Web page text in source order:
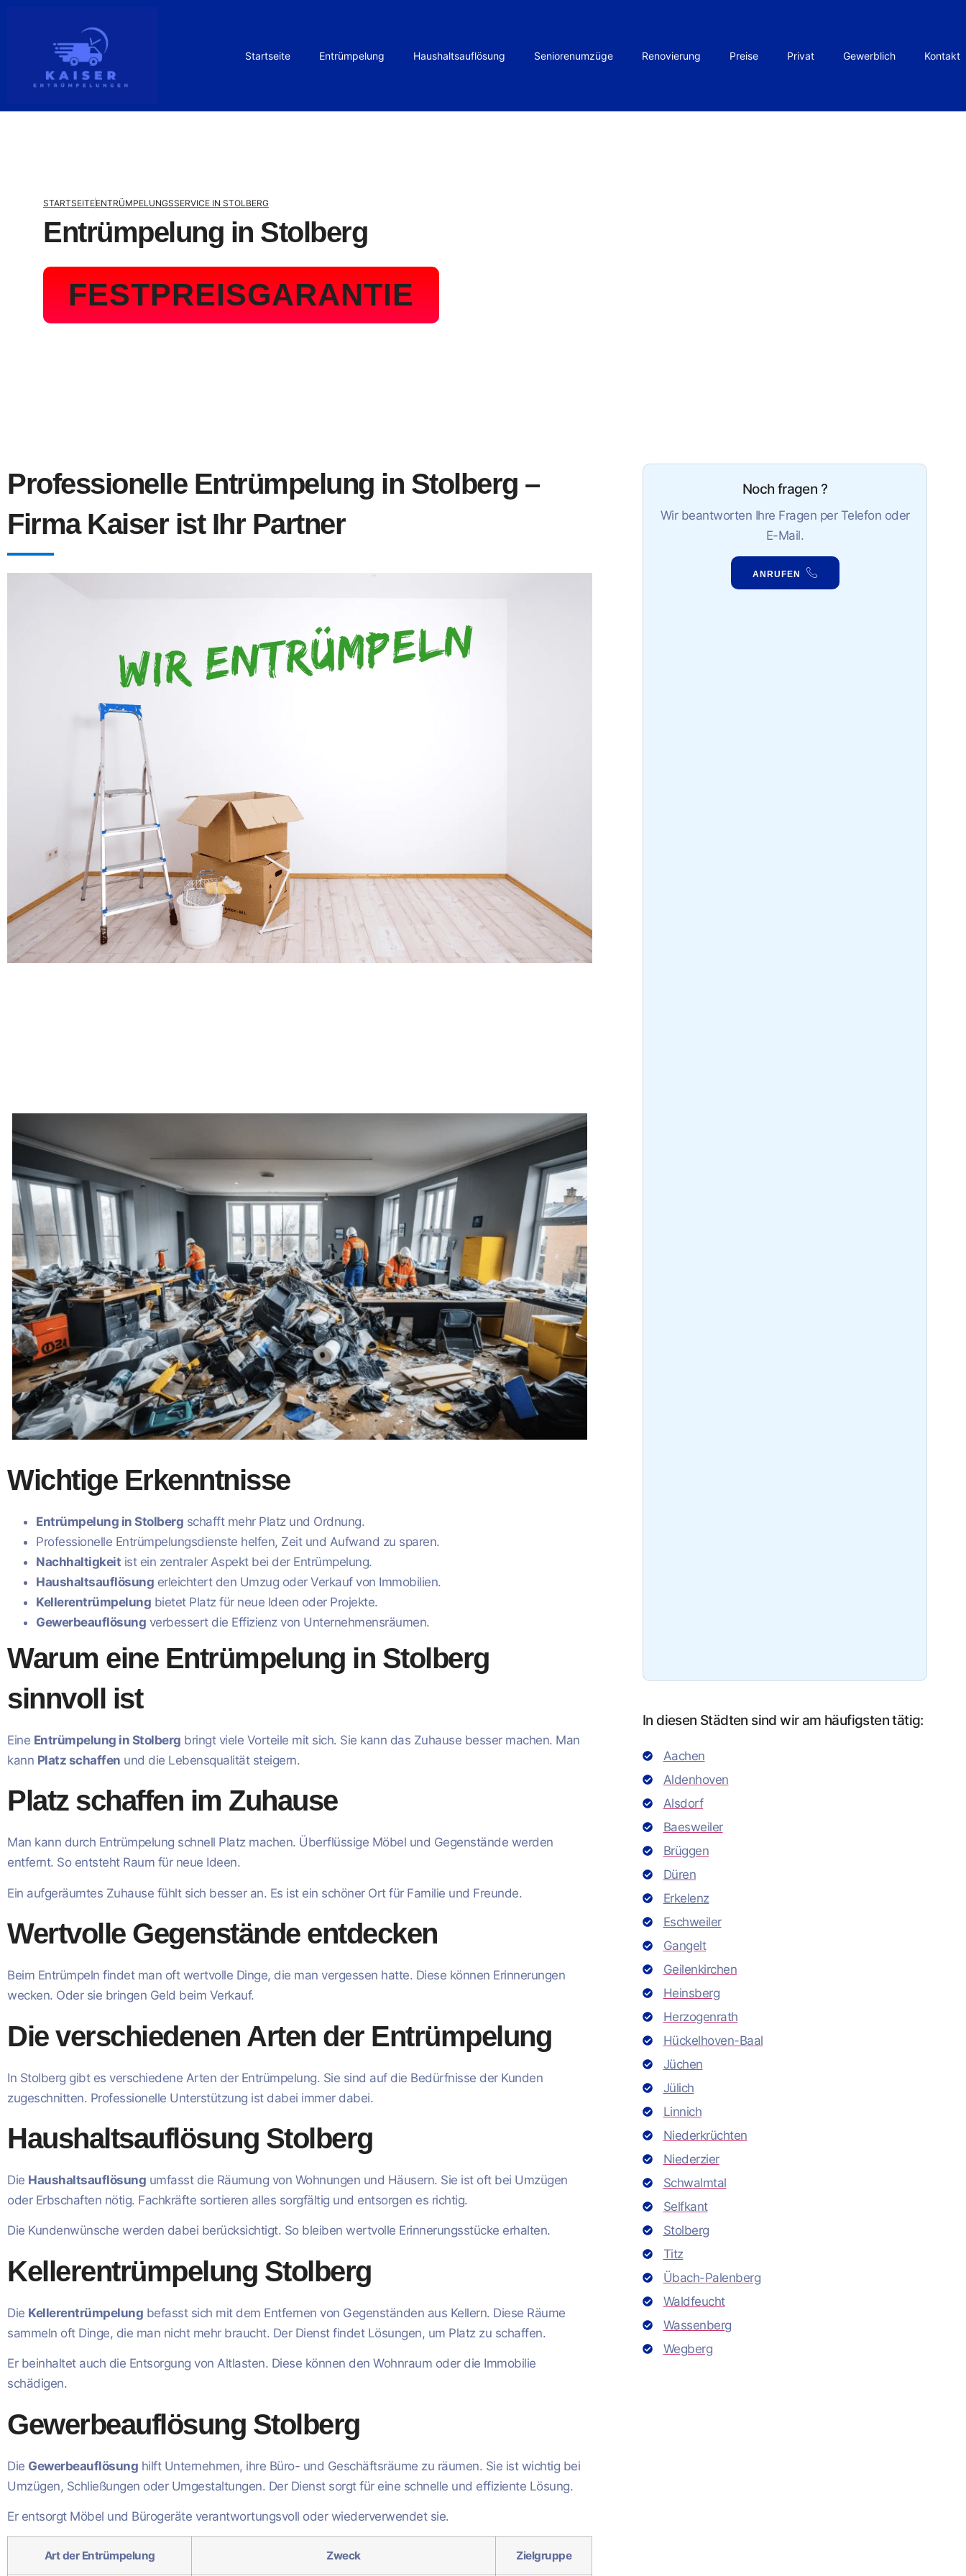
Startseite Entrümpelung Haushaltsauflösung Seniorenumzüge Renovierung Preise Privat Gewerblich Kontakt
STARTSEITEENTRÜMPELUNGSSERVICE IN STOLBERG
Entrümpelung in Stolberg
FESTPREISGARANTIE
Professionelle Entrümpelung in Stolberg –
Firma Kaiser ist Ihr Partner
Wichtige Erkenntnisse
Entrümpelung in Stolberg schafft mehr Platz und Ordnung.
Professionelle Entrümpelungsdienste helfen, Zeit und Aufwand zu sparen.
Nachhaltigkeit ist ein zentraler Aspekt bei der Entrümpelung.
Haushaltsauflösung erleichtert den Umzug oder Verkauf von Immobilien.
Kellerentrümpelung bietet Platz für neue Ideen oder Projekte.
Gewerbeauflösung verbessert die Effizienz von Unternehmensräumen.
Warum eine Entrümpelung in Stolberg
sinnvoll ist
Eine Entrümpelung in Stolberg bringt viele Vorteile mit sich. Sie kann das Zuhause besser machen. Man
kann Platz schaffen und die Lebensqualität steigern.
Platz schaffen im Zuhause
Man kann durch Entrümpelung schnell Platz machen. Überflüssige Möbel und Gegenstände werden
entfernt. So entsteht Raum für neue Ideen.
Ein aufgeräumtes Zuhause fühlt sich besser an. Es ist ein schöner Ort für Familie und Freunde.
Wertvolle Gegenstände entdecken
Beim Entrümpeln findet man oft wertvolle Dinge, die man vergessen hatte. Diese können Erinnerungen
wecken. Oder sie bringen Geld beim Verkauf.
Die verschiedenen Arten der Entrümpelung
In Stolberg gibt es verschiedene Arten der Entrümpelung. Sie sind auf die Bedürfnisse der Kunden
zugeschnitten. Professionelle Unterstützung ist dabei immer dabei.
Haushaltsauflösung Stolberg
Die Haushaltsauflösung umfasst die Räumung von Wohnungen und Häusern. Sie ist oft bei Umzügen
oder Erbschaften nötig. Fachkräfte sortieren alles sorgfältig und entsorgen es richtig.
Die Kundenwünsche werden dabei berücksichtigt. So bleiben wertvolle Erinnerungsstücke erhalten.
Kellerentrümpelung Stolberg
Die Kellerentrümpelung befasst sich mit dem Entfernen von Gegenständen aus Kellern. Diese Räume
sammeln oft Dinge, die man nicht mehr braucht. Der Dienst findet Lösungen, um Platz zu schaffen.
Er beinhaltet auch die Entsorgung von Altlasten. Diese können den Wohnraum oder die Immobilie
schädigen.
Gewerbeauflösung Stolberg
Die Gewerbeauflösung hilft Unternehmen, ihre Büro- und Geschäftsräume zu räumen. Sie ist wichtig bei
Umzügen, Schließungen oder Umgestaltungen. Der Dienst sorgt für eine schnelle und effiziente Lösung.
Er entsorgt Möbel und Bürogeräte verantwortungsvoll oder wiederverwendet sie.
Art der Entrümpelung Zweck Zielgruppe
Noch fragen ?
Wir beantworten Ihre Fragen per Telefon oder
E-Mail.
ANRUFEN
In diesen Städten sind wir am häufigsten tätig:
Aachen
Aldenhoven
Alsdorf
Baesweiler
Brüggen
Düren
Erkelenz
Eschweiler
Gangelt
Geilenkirchen
Heinsberg
Herzogenrath
Hückelhoven-Baal
Jüchen
Jülich
Linnich
Niederkrüchten
Niederzier
Schwalmtal
Selfkant
Stolberg
Titz
Übach-Palenberg
Waldfeucht
Wassenberg
Wegberg